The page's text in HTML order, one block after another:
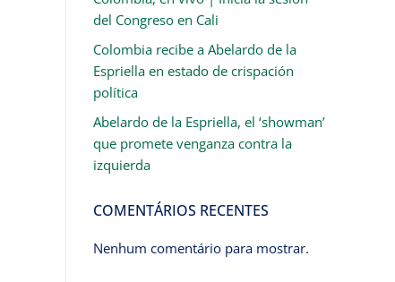
del Congreso en Cali
Colombia recibe a Abelardo de la
Espriella en estado de crispación
política
Abelardo de la Espriella, el ‘showman’
que promete venganza contra la
izquierda
COMENTÁRIOS RECENTES
Nenhum comentário para mostrar.